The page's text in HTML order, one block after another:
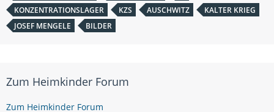
KONZENTRATIONSLAGER
KZS AUSCHWITZ
KALTER KRIEG
JOSEF MENGELE
BILDER
Zum Heimkinder Forum
Zum Heimkinder Forum